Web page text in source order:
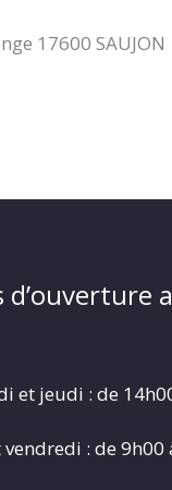
17600 SAUJON
d’ouverture
et jeudi : de
: de 9h00